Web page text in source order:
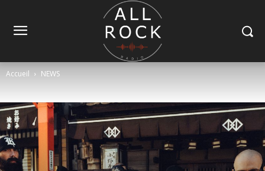
Accueil NEWS